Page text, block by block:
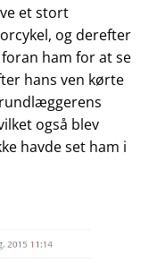
et stort
og derefter
ham for at se
hans ven kørte
også blev
havde set ham i